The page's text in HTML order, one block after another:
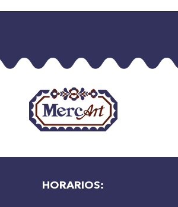
HORARIOS: